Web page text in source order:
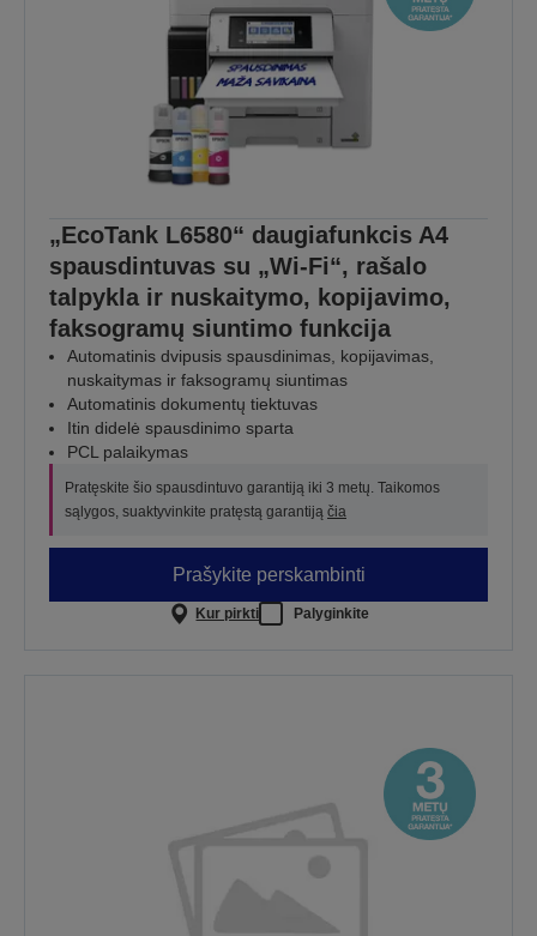
„EcoTank L6580“ daugiafunkcis A4
spausdintuvas su „Wi-Fi“, rašalo
talpykla ir nuskaitymo, kopijavimo,
faksogramų siuntimo funkcija
Automatinis dvipusis spausdinimas, kopijavimas,
nuskaitymas ir faksogramų siuntimas
Automatinis dokumentų tiektuvas
Itin didelė spausdinimo sparta
PCL palaikymas
Pratęskite šio spausdintuvo garantiją iki 3 metų. Taikomos
sąlygos, suaktyvinkite pratęstą garantiją čia
Prašykite perskambinti
Kur pirkti Palyginkite